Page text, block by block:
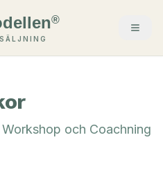
®
och Coachning